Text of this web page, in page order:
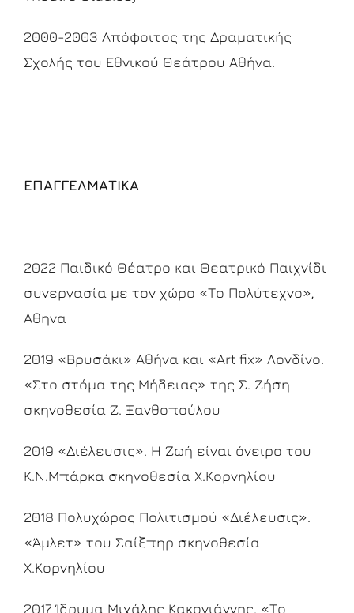
2000-2003 Απόφοιτος της Δραματικής
Σχολής του Εθνικού Θεάτρου Αθήνα.
ΕΠΑΓΓΕΛΜΑΤΙΚΑ
2022 Παιδικό Θέατρο και Θεατρικό Παιχνίδι
συνεργασία με τον χώρο «Το Πολύτεχνο»,
Αθηνα
2019 «Βρυσάκι» Αθήνα και «Art fix» Λονδίνο.
«Στο στόμα της Μήδειας» της Σ. Ζήση
σκηνοθεσία Ζ. Ξανθοπούλου
2019 «Διέλευσις». Η Ζωή είναι όνειρο του
Κ.Ν.Μπάρκα σκηνοθεσία Χ.Κορνηλίου
2018 Πολυχώρος Πολιτισμού «Διέλευσις».
«Άμλετ» του Σαίξπηρ σκηνοθεσία
Χ.Κορνηλίου
2017 Ίδρυμα Μιχάλης Κακογιάννης. «Το